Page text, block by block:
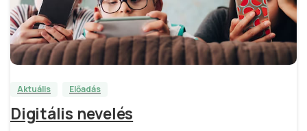
7
Aktuális Előadás
Digitális nevelés